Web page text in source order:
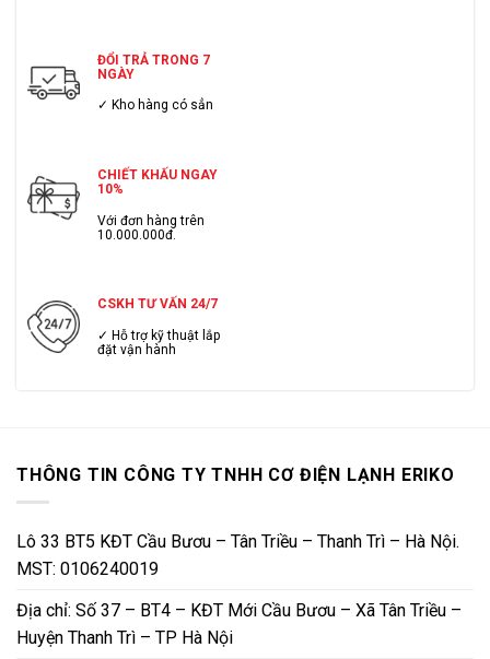
ĐỔI TRẢ TRONG 7
NGÀY
✓ Kho hàng có sẳn
CHIẾT KHẤU NGAY
10%
Với đơn hàng trên
10.000.000đ.
CSKH TƯ VẤN 24/7
✓ Hỗ trợ kỹ thuật lắp
đặt vận hành
THÔNG TIN CÔNG TY TNHH CƠ ĐIỆN LẠNH ERIKO
Lô 33 BT5 KĐT Cầu Bươu – Tân Triều – Thanh Trì – Hà Nội.
MST: 0106240019
Địa chỉ: Số 37 – BT4 – KĐT Mới Cầu Bươu – Xã Tân Triều –
Huyện Thanh Trì – TP Hà Nội